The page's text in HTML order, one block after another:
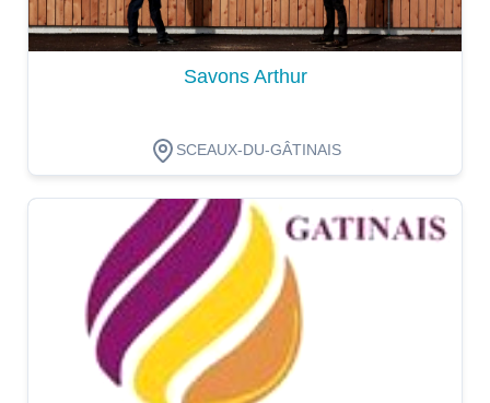
Savons Arthur
SCEAUX-DU-GÂTINAIS
Dégustation